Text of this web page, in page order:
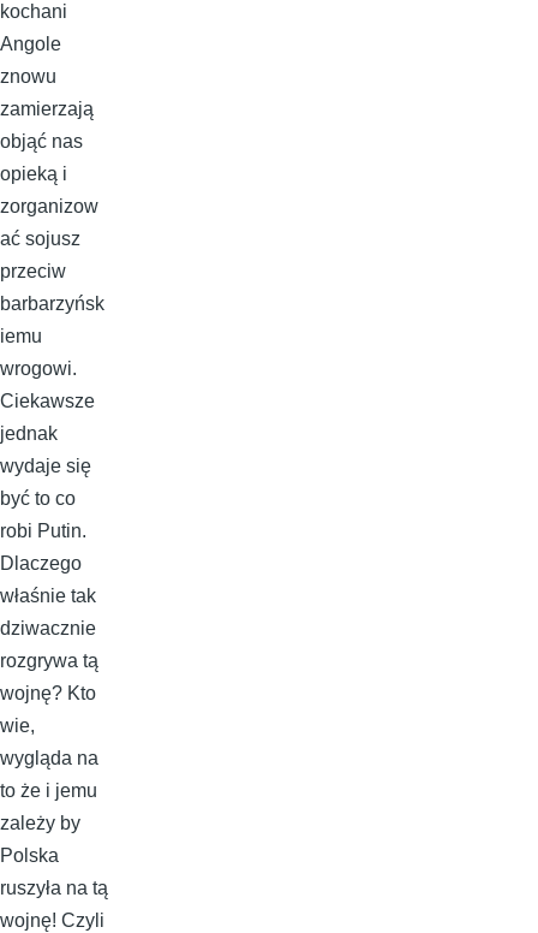
kochani
Angole
znowu
zamierzają
objąć nas
opieką i
zorganizow
ać sojusz
przeciw
barbarzyńsk
iemu
wrogowi.
Ciekawsze
jednak
wydaje się
być to co
robi Putin.
Dlaczego
właśnie tak
dziwacznie
rozgrywa tą
wojnę? Kto
wie,
wygląda na
to że i jemu
zależy by
Polska
ruszyła na tą
wojnę! Czyli